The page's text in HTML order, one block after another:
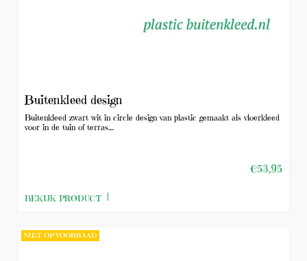
Buitenkleed design
Buitenkleed zwart wit in circle design van plastic gemaakt als vloerkleed
voor in de tuin of terras....
€53,95
BEKIJK PRODUCT
NIET OP VOORRAAD